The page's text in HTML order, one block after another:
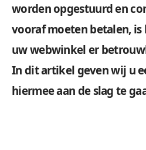
worden opgestuurd en
vooraf moeten betalen,
uw webwinkel er
In dit artikel geven wij u
hiermee aan de slag te